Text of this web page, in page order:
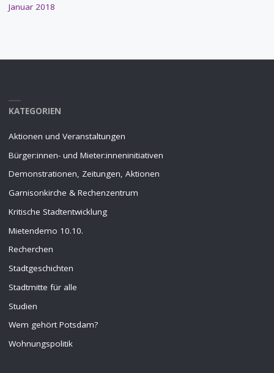
Januar 2018
KATEGORIEN
Aktionen und Veranstaltungen
Bürger:innen- und Mieter:inneninitiativen
Demonstrationen, Zeitungen, Aktionen
Garnisonkirche & Rechenzentrum
Kritische Stadtentwicklung
Mietendemo 10.10.
Recherchen
Stadtgeschichten
Stadtmitte für alle
Studien
Wem gehört Potsdam?
Wohnungspolitik